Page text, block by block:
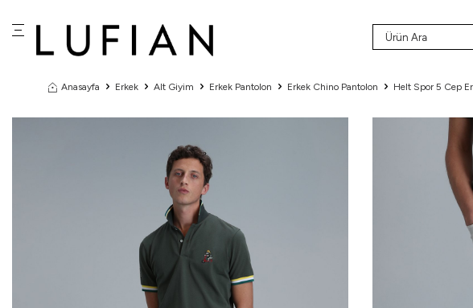
Anasayfa Erkek Alt Giyim Erkek Pantolon Erkek Chino Pantolon Helt Spor 5 Cep